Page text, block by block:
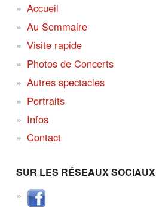
Accueil
Au Sommaire
Visite rapide
Photos de Concerts
Autres spectacles
Portraits
Infos
Contact
SUR LES RÉSEAUX SOCIAUX